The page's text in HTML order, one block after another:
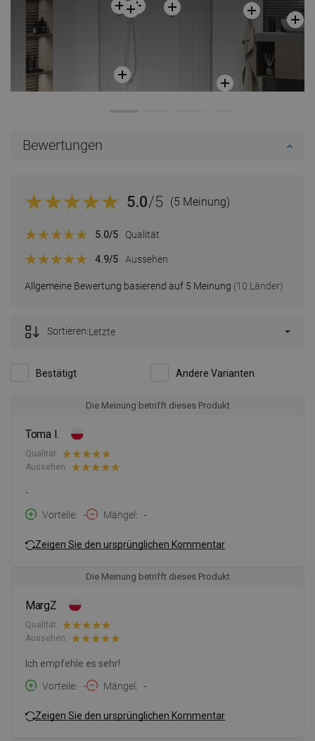
Bewertungen
5.0/5 (5 Meinung)
Allgemeine Bewertung basierend auf 5 Meinung (10 Länder)
5.0/5 Qualität
4.9/5 Aussehen
Bestätigt Andere Varianten
Sortieren:Letzte
Die Meinung betrifft dieses Produkt
Toma I.
Qualität:
Aussehen:
-
Vorteile
- Mängel -
Zeigen Sie den ursprünglichen Kommentar
Die Meinung betrifft dieses Produkt
MargZ
Qualität:
Aussehen:
Ich empfehle es sehr!
Vorteile
- Mängel -
Zeigen Sie den ursprünglichen Kommentar